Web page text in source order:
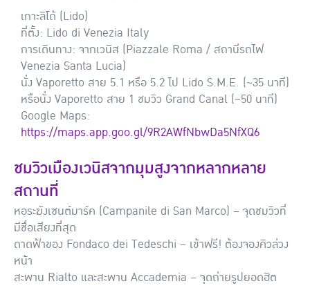
เกาะลิโด้ (Lido)
ที่ตั้ง: Lido di Venezia Italy
การเดินทาง: จากเวนิส (Piazzale Roma / สถานีรถไฟ
Venezia Santa Lucia)
นั่ง Vaporetto สาย 5.1 หรือ 5.2 ไป Lido S.M.E. (~35 นาที)
หรือนั่ง Vaporetto สาย 1 ชมวิว Grand Canal (~50 นาที)
Google Maps:
https://maps.app.goo.gl/9R2AWfNbwDa5NfXQ6
ชมวิวเมืองเวนิสจากมุมสูงจากหลากหลาย
สถานที่
หอระฆังเซนต์มาร์ค (Campanile di San Marco) – จุดชมวิวที่
มีชื่อเสียงที่สุด
ดาดฟ้าของ Fondaco dei Tedeschi – เข้าฟรี! ต้องจองคิวล่วง
หน้า
สะพาน Rialto และสะพาน Accademia – จุดถ่ายรูปยอดฮิต